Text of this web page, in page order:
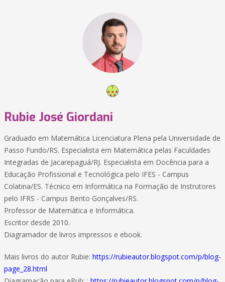
Rubie José Giordani
Graduado em Matemática Licenciatura Plena pela Universidade de
Passo Fundo/RS. Especialista em Matemática pelas Faculdades
Integradas de Jacarepaguá/RJ. Especialista em Docência para a
Educação Profissional e Tecnológica pelo IFES - Campus
Colatina/ES. Técnico em Informática na Formação de Instrutores
pelo IFRS - Campus Bento Gonçalves/RS.
Professor de Matemática e Informática.
Escritor desde 2010.
Diagramador de livros impressos e ebook.
Mais livros do autor Rubie: https://rubieautor.blogspot.com/p/blog-
page_28.html